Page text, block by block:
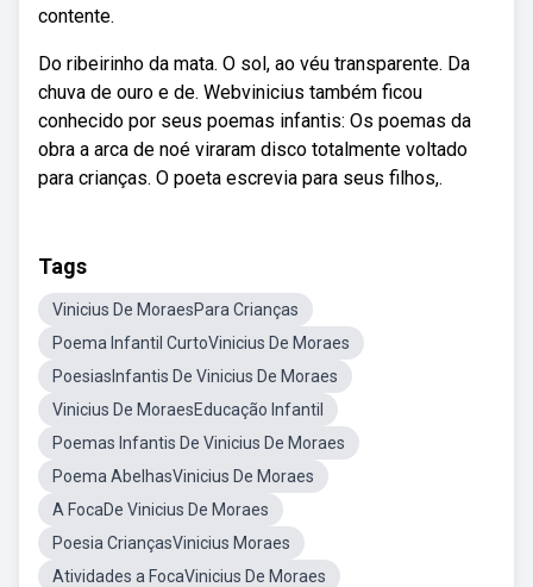
contente.
Do ribeirinho da mata. O sol, ao véu transparente. Da
chuva de ouro e de. Webvinicius também ficou
conhecido por seus poemas infantis: Os poemas da
obra a arca de noé viraram disco totalmente voltado
para crianças. O poeta escrevia para seus filhos,.
Tags
Vinicius De MoraesPara Crianças
Poema Infantil CurtoVinicius De Moraes
PoesiasInfantis De Vinicius De Moraes
Vinicius De MoraesEducação Infantil
Poemas Infantis De Vinicius De Moraes
Poema AbelhasVinicius De Moraes
A FocaDe Vinicius De Moraes
Poesia CriançasVinicius Moraes
Atividades a FocaVinicius De Moraes